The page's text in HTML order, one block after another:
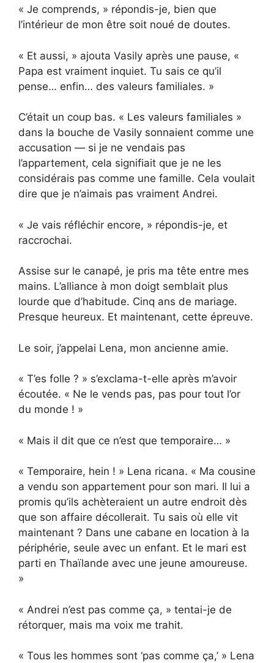
« Je comprends, » répondis-je, bien que
l’intérieur de mon être soit noué de doutes.
« Et aussi, » ajouta Vasily après une pause, «
Papa est vraiment inquiet. Tu sais ce qu’il
pense… enfin… des valeurs familiales. »
C’était un coup bas. « Les valeurs familiales »
dans la bouche de Vasily sonnaient comme une
accusation — si je ne vendais pas
l’appartement, cela signifiait que je ne les
considérais pas comme une famille. Cela voulait
dire que je n’aimais pas vraiment Andrei.
« Je vais réfléchir encore, » répondis-je, et
raccrochai.
Assise sur le canapé, je pris ma tête entre mes
mains. L’alliance à mon doigt semblait plus
lourde que d’habitude. Cinq ans de mariage.
Presque heureux. Et maintenant, cette épreuve.
Le soir, j’appelai Lena, mon ancienne amie.
« T’es folle ? » s’exclama-t-elle après m’avoir
écoutée. « Ne le vends pas, pas pour tout l’or
du monde ! »
« Mais il dit que ce n’est que temporaire… »
« Temporaire, hein ! » Lena ricana. « Ma cousine
a vendu son appartement pour son mari. Il lui a
promis qu’ils achèteraient un autre endroit dès
que son affaire décollerait. Tu sais où elle vit
maintenant ? Dans une cabane en location à la
périphérie, seule avec un enfant. Et le mari est
parti en Thaïlande avec une jeune amoureuse.
»
« Andrei n’est pas comme ça, » tentai-je de
rétorquer, mais ma voix me trahit.
« Tous les hommes sont ‘pas comme ça,’ » Lena